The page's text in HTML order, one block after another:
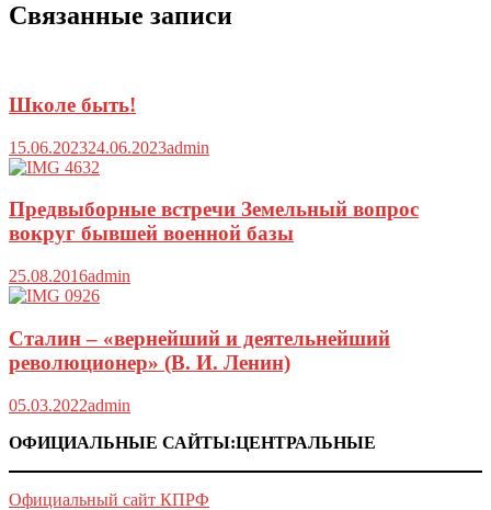
Связанные записи
Школе быть!
15.06.202324.06.2023admin
Предвыборные встречи Земельный вопрос
вокруг бывшей военной базы
25.08.2016admin
Сталин – «вернейший и деятельнейший
революционер» (В. И. Ленин)
05.03.2022admin
ОФИЦИАЛЬНЫЕ САЙТЫ:ЦЕНТРАЛЬНЫЕ
Официальный сайт КПРФ